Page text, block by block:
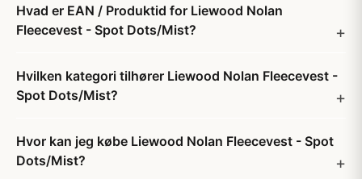
Hvad er EAN / Produktid for Liewood Nolan
Fleecevest - Spot Dots/Mist?
Hvilken kategori tilhører Liewood Nolan Fleecevest -
Spot Dots/Mist?
Hvor kan jeg købe Liewood Nolan Fleecevest - Spot
Dots/Mist?